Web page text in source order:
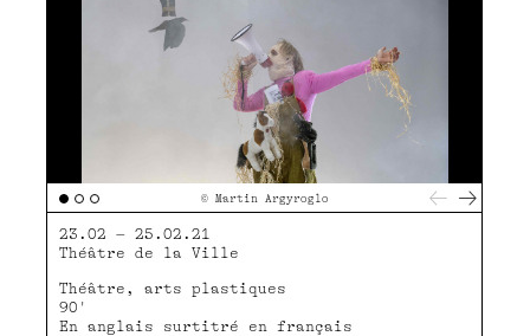
© Martin Argyroglo
23.02 – 25.02.21
Théâtre de la Ville
Théâtre, arts plastiques
90'
En anglais surtitré en français